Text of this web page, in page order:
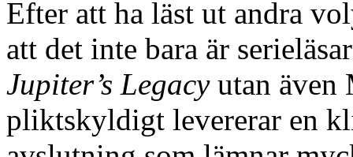
Efter att ha läst ut andra
att det inte bara är
Jupiter’s Legacyutan även
pliktskyldigt levererar en